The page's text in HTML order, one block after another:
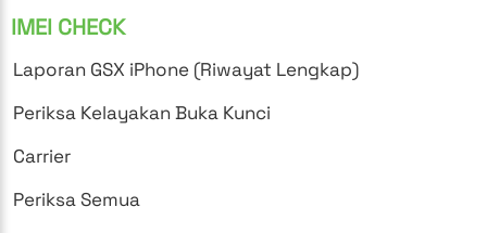
IMEI CHECK
Laporan GSX iPhone (Riwayat Lengkap)
Periksa Kelayakan Buka Kunci
Carrier
Periksa Semua